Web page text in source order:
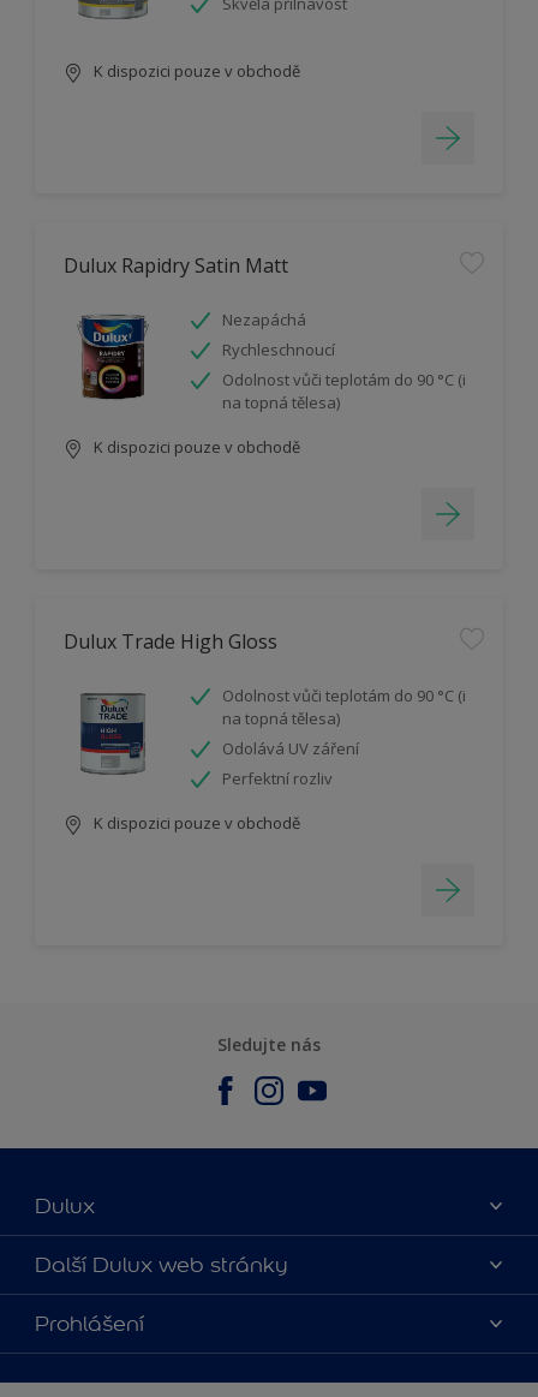
K dispozici pouze v obchodě
Dulux Rapidry Satin Matt
Nezapáchá
Rychleschnoucí
Odolnost vůči teplotám do 90 °C (i
na topná tělesa)
K dispozici pouze v obchodě
Dulux Trade High Gloss
Odolnost vůči teplotám do 90 °C (i
na topná tělesa)
Odolává UV záření
Perfektní rozliv
K dispozici pouze v obchodě
Sledujte nás
Dulux
O nás
Kontaktujte nás
Najít obchod
Další Dulux web stránky
duluxmalir.cz
duluxmaliar.sk
duluxprodejnabarev.cz
Prohlášení